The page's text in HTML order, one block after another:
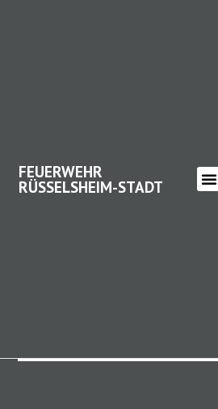
FEUERWEHR
RÜSSELSHEIM-STADT